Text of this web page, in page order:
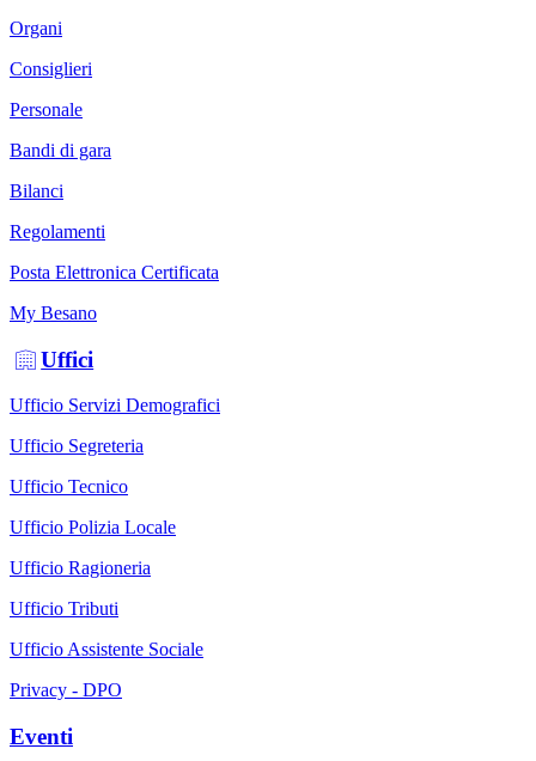
Organi
Consiglieri
Personale
Bandi di gara
Bilanci
Regolamenti
Posta Elettronica Certificata
My Besano
Uffici
Ufficio Servizi Demografici
Ufficio Segreteria
Ufficio Tecnico
Ufficio Polizia Locale
Ufficio Ragioneria
Ufficio Tributi
Ufficio Assistente Sociale
Privacy - DPO
Eventi